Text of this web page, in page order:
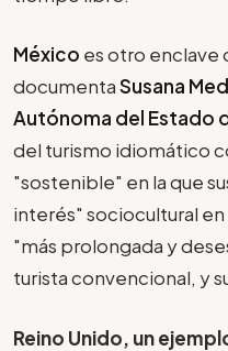
México es otro enclave
documentaSusana
Autónoma del Estado
del turismo idiomático
"sostenible" en la que
interés" sociocultural
"más prolongada y
turista convencional, y
Reino Unido, un